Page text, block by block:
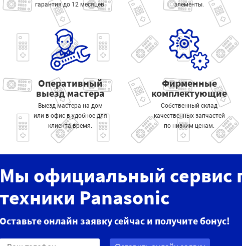
гарантия до 12 месяцев.
элементы.
Оперативный
выезд мастера
Выезд мастера на дом
или в офис в удобное для
клиента время.
Фирменные
комплектующие
Собственный склад
качественных запчастей
по низким ценам.
Мы официальный сервис
техники Panasonic
Оставьте онлайн заявку сейчас и получите бонус!